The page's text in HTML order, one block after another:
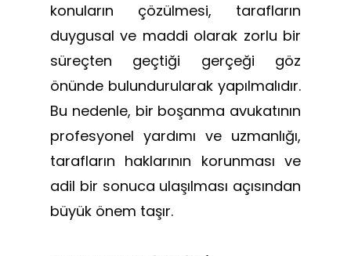
konuların çözülmesi, tarafların
duygusal ve maddi olarak zorlu bir
süreçten geçtiği gerçeği göz
önünde bulundurularak yapılmalıdır.
Bu nedenle, bir boşanma avukatının
profesyonel yardımı ve uzmanlığı,
tarafların haklarının korunması ve
adil bir sonuca ulaşılması açısından
büyük önem taşır.